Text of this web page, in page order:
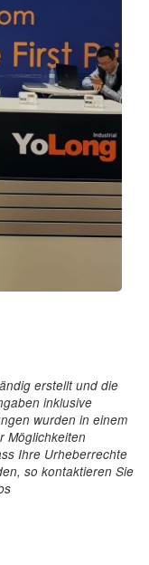
erstellt und die
inklusive
wurden in einem
Möglichkeiten
Ihre Urheberrechte
so kontaktieren Sie